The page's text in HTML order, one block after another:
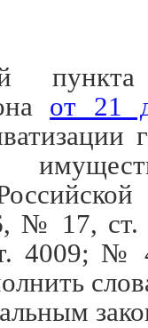
от 21
№ 17,
4009; №